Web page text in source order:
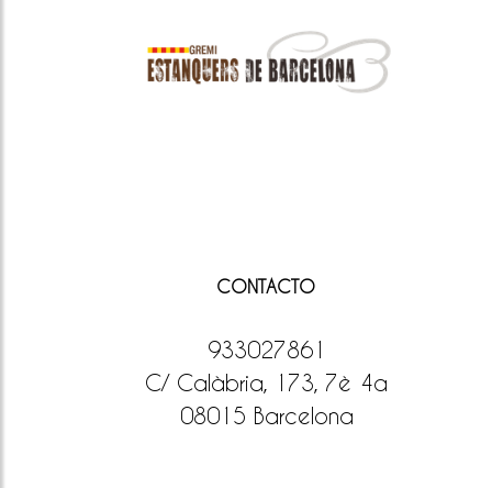
CONTACTO
933027861
C/ Calàbria, 173, 7è 4a
08015 Barcelona